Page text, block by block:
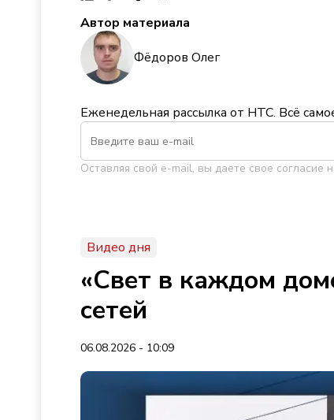
Автор материала
Фёдоров Олег
Еженедельная рассылка от НТС. Всё
Оставляя свой e-mail, вы даете свое согласие
Видео дня
«Свет в каждом
сетей
06.08.2026 - 10:09